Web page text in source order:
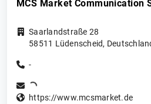
MCS Market Communication
Saarlandstraße 28
58511 Lüdenscheid,
-
https://www.mcsmarket.de